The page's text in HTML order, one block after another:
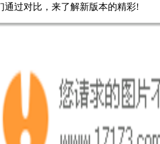
过对比，来了解新版本的精彩!